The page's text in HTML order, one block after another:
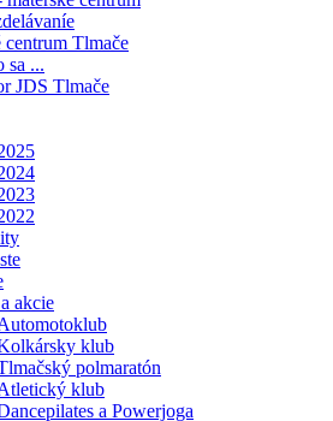
Tlmače
sa ...
JDS Tlmače
akcie
klub
polmaratón
klub
a Powerjoga